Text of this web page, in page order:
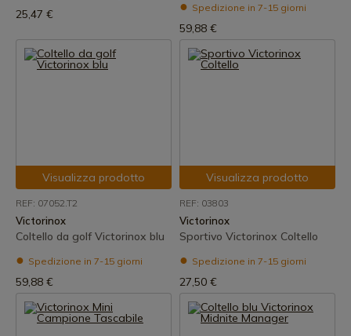
25,47 € Spedizione in 7-15 giorni
59,88 €
Visualizza prodotto
REF: 07052.T2
Victorinox
Coltello da golf Victorinox blu
Spedizione in 7-15 giorni
59,88 €
Visualizza prodotto
REF: 03803
Victorinox
Sportivo Victorinox Coltello
Spedizione in 7-15 giorni
27,50 €